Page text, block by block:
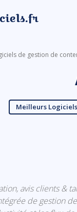
de gestion de
Meilleurs
avis clients &
de gestion